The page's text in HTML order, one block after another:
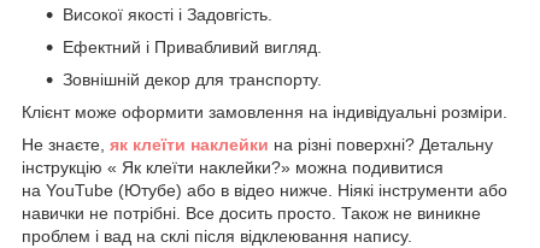
Високої якості і Задовгість.
Ефектний і Привабливий вигляд.
Зовнішній декор для транспорту.
Клієнт може оформити замовлення на індивідуальні розміри.
Не знаєте, як клеїти наклейки на різні поверхні? Детальну
інструкцію « Як клеїти наклейки?» можна подивитися
на YouTube (Ютубе) або в відео нижче. Ніякі інструменти або
навички не потрібні. Все досить просто. Також не виникне
проблем і вад на склі після відклеювання напису.